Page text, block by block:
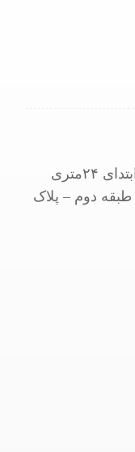
قم – خیابان ۳۰متری کیوانفر- ابتدای ۲۴متری
دوم – پلاک